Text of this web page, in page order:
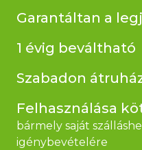
Garantáltan a
1 évig beváltható
Szabadon
Felhasználása
bármely saját
igénybevételére